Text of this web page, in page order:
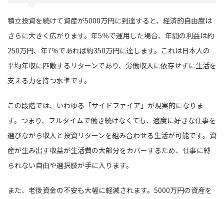
積立投資を続けて資産が5000万円に到達すると、経済的自由度は
さらに大きく広がります。年5％で運用した場合、年間の利益は約
250万円、年7％であれば約350万円に達します。これは日本人の
平均年収に匹敵するリターンであり、労働収入に依存せずに生活を
支える力を持つ水準です。
この段階では、いわゆる「サイドファイア」が現実的になりま
す。つまり、フルタイムで働き続けなくても、適度に好きな仕事を
選びながら収入と投資リターンを組み合わせる生活が可能です。資
産が生み出す収益が生活費の大部分をカバーするため、仕事に縛
られない自由や選択肢が手に入ります。
また、老後資金の不安も大幅に軽減されます。5000万円の資産を